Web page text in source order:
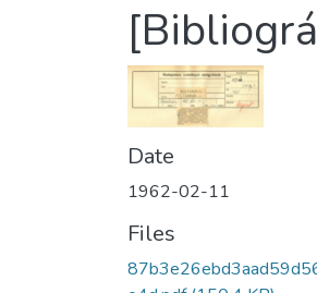
Date
1962-02-11
Files